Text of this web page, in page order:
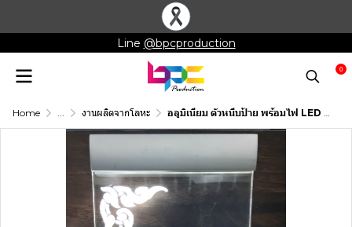
Line @bpcproduction
0
Home ... งานผลิตจากโลหะ อลูมิเนียม ตัวหนีบป้าย พร้อมไฟ LED 120 มิล